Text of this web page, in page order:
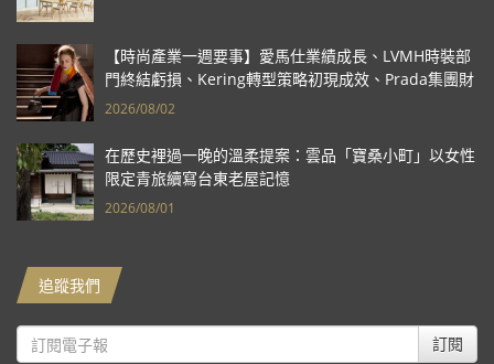
【時尚產業一週要事】愛馬仕業績成長、LVMH時裝部
門終結虧損、Kering轉型策略初現成效、Prada集團財
報亮眼
2026/08/02
在歷史裡過一晚的溫柔提案：雲品「寶桑小町」以女性
限定青旅續寫台東老屋記憶
2026/08/01
追蹤我們
訂閱